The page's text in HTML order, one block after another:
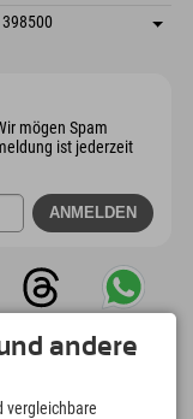
speichern
mögen Spam
ist jederzeit
andere
vergleichbare